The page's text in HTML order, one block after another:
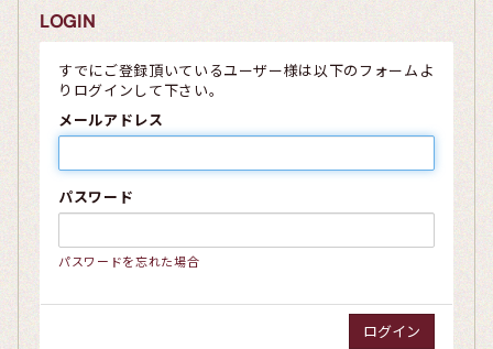
LOGIN
すでにご登録頂いているユーザー様は以下のフォームよ
りログインして下さい。
メールアドレス
パスワード
パスワードを忘れた場合